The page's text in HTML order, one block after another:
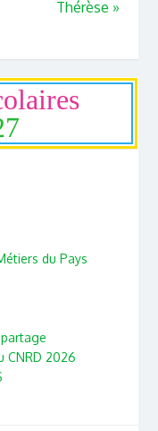
Thérèse »
du Pays
CNRD 2026